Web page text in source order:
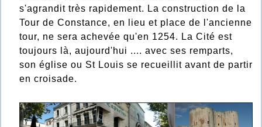
s'agrandit très rapidement. La construction de la
Tour de Constance, en lieu et place de l'ancienne
tour, ne sera achevée qu'en 1254. La Cité est
toujours là, aujourd'hui .... avec ses remparts,
son église ou St Louis se recueillit avant de partir
en croisade.